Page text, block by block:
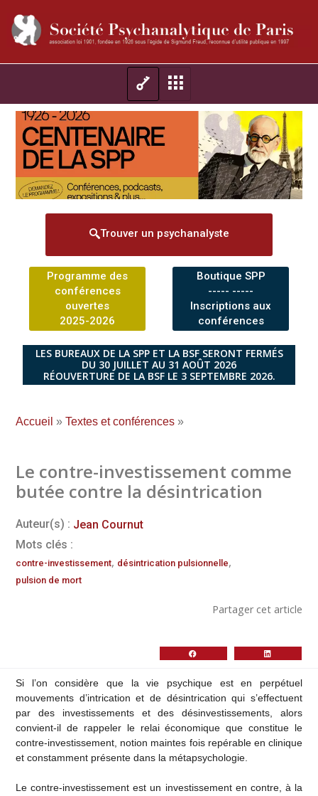
Trouver un psychanalyste
Programme des
conférences
ouvertes
2025-2026
Boutique SPP
----- -----
Inscriptions aux
conférences
LES BUREAUX DE LA SPP ET LA BSF SERONT FERMÉS
DU 30 JUILLET AU 31 AOÛT 2026
RÉOUVERTURE DE LA BSF LE 3 SEPTEMBRE 2026.
Accueil » Textes et conférences »
Le contre-investissement comme
butée contre la désintrication
Auteur(s) : Jean Cournut
Mots clés :
contre-investissement, désintrication pulsionnelle,
pulsion de mort
Partager cet article
Si l’on considère que la vie psychique est en perpétuel
mouvements d’intrication et de désintrication qui s’effectuent
par des investissements et des désinvestissements, alors
convient-il de rappeler le relai économique que constitue le
contre-investissement, notion maintes fois repérable en clinique
et constamment présente dans la métapsychologie.
Le contre-investissement est un investissement en contre, à la